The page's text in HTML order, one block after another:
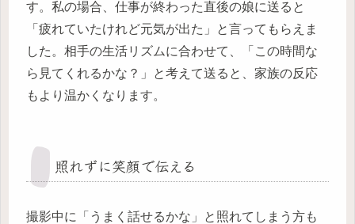
す。私の場合、仕事が終わった直後の娘に送ると
「疲れていたけれど元気が出た」と言ってもらえま
した。相手の生活リズムに合わせて、「この時間な
ら見てくれるかな？」と考えて送ると、家族の反応
もより温かくなります。
照れずに笑顔で伝える
撮影中に「うまく話せるかな」と照れてしまう方も